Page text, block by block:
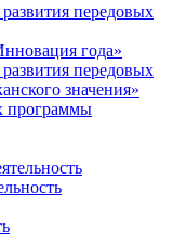
передовых
года»
передовых
значения»